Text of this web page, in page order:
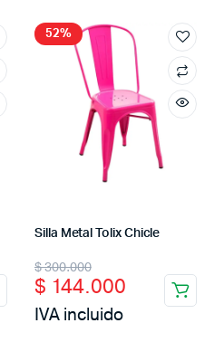
$ 900.000.
$ 439.900.
52%
Silla Metal Tolix Chicle
$300.000
Original
price
was:
$ 144.000
Current
price
is:
IVA incluido